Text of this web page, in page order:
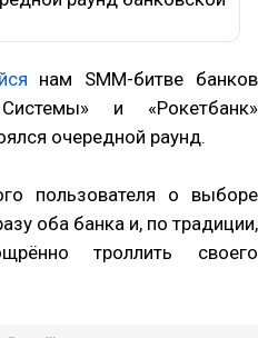
нам SMM-битве банков
и «Рокетбанк»
очередной раунд.
пользователя о выборе
оба банка и, по традиции,
троллить своего